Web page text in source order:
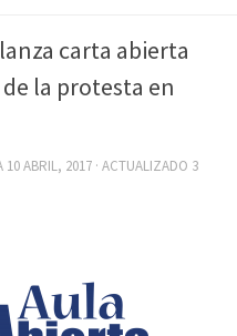
carta abierta
la protesta en
10 ABRIL, 2017 · ACTUALIZADO 3